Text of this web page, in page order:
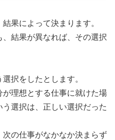
果によって決まります。
結果が異なれば、その選択
択をしたとします。
理想とする仕事に就けた場
選択は、正しい選択だった
の仕事がなかなか決まらず